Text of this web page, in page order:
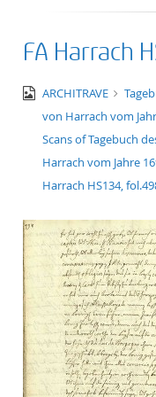
FA Harrach
image/jpeg
ARCHITRAVE
von Harrach vom
Scans of Tagebuch
Harrach vom Jahre
Harrach HS134,